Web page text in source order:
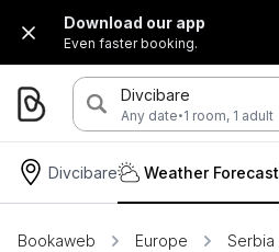
Download our app
Even faster booking.
Divcibare
Any date·1 room, 1 adult
Divcibare Weather Forecast
Bookaweb Europe Serbia